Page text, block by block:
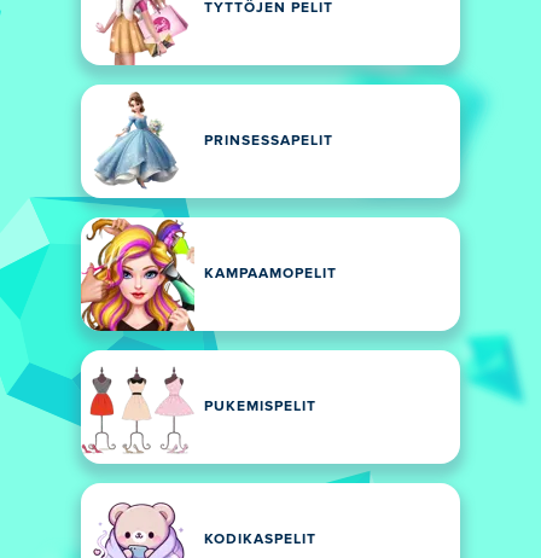
TYTTÖJEN PELIT
PRINSESSAPELIT
KAMPAAMOPELIT
PUKEMISPELIT
KODIKASPELIT